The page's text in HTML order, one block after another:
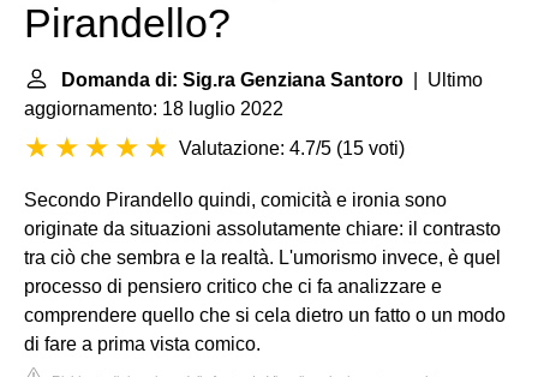
Pirandello?
Domanda di: Sig.ra Genziana Santoro | Ultimo
aggiornamento: 18 luglio 2022
Valutazione: 4.7/5 (15 voti)
Secondo Pirandello quindi, comicità e ironia sono
originate da situazioni assolutamente chiare: il contrasto
tra ciò che sembra e la realtà. L'umorismo invece, è quel
processo di pensiero critico che ci fa analizzare e
comprendere quello che si cela dietro un fatto o un modo
di fare a prima vista comico.